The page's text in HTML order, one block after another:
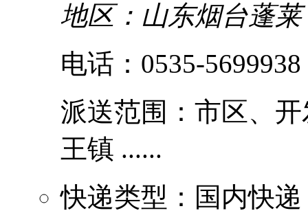
地区：山东烟台蓬莱
电话：0535-5699938
派送范围：市区、
王镇 ......
快递类型：国内快递